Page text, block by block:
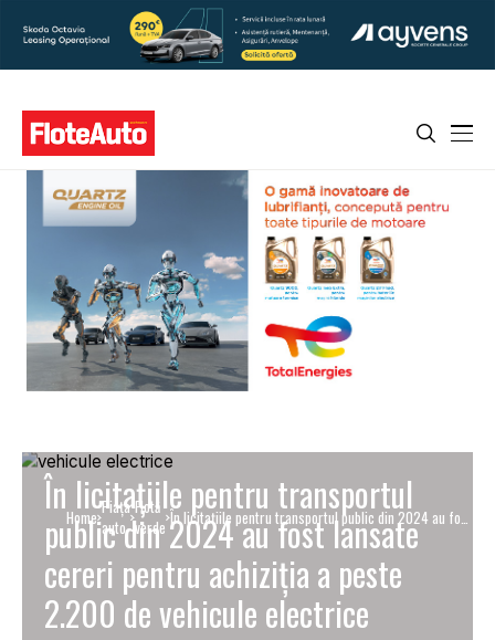
Home Piaţa
auto
Flotă
verde În licitațiile pentru transportul public din 2024 au fost
lansate cereri pentru achiziția a peste 2.200 de
vehicule electrice
În licitațiile pentru transportul
public din 2024 au fost lansate
cereri pentru achiziția a peste
2.200 de vehicule electrice